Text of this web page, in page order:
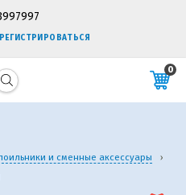
0
и сменные аксессуары
›